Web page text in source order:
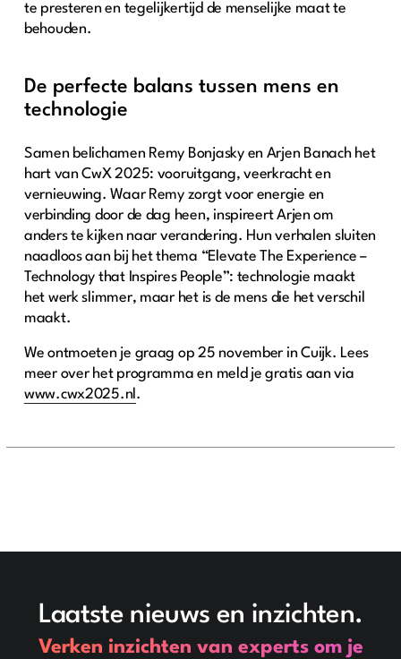
te presteren en tegelijkertijd de menselijke maat te
behouden.
De perfecte balans tussen mens en
technologie
Samen belichamen Remy Bonjasky en Arjen Banach het
hart van CwX 2025: vooruitgang, veerkracht en
vernieuwing. Waar Remy zorgt voor energie en
verbinding door de dag heen, inspireert Arjen om
anders te kijken naar verandering. Hun verhalen sluiten
naadloos aan bij het thema “Elevate The Experience –
Technology that Inspires People”: technologie maakt
het werk slimmer, maar het is de mens die het verschil
maakt.
We ontmoeten je graag op 25 november in Cuijk. Lees
meer over het programma en meld je gratis aan via
www.cwx2025.nl.
Laatste nieuws en inzichten.
Verken inzichten van experts om je